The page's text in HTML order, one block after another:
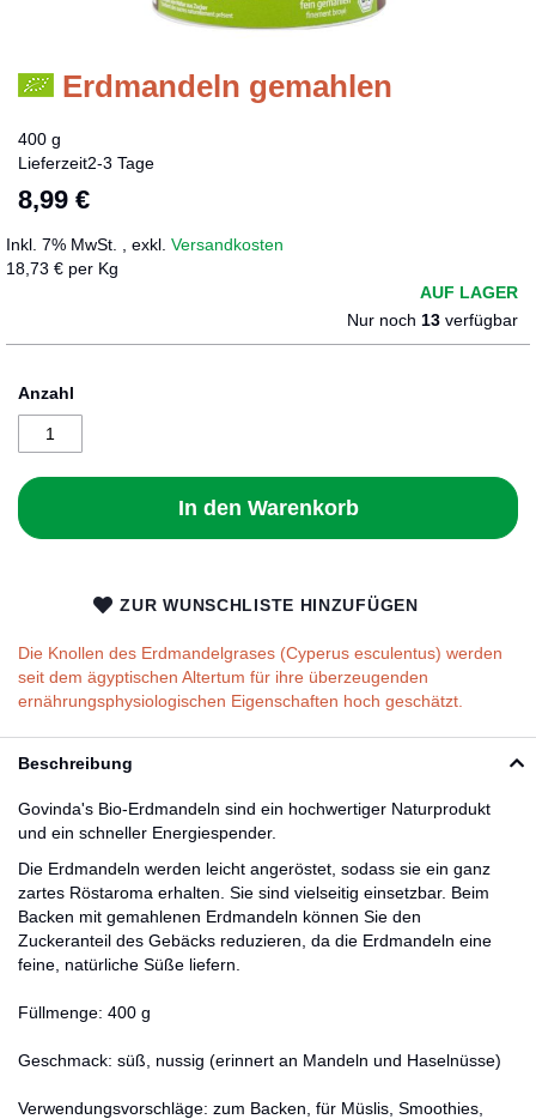
Erdmandeln gemahlen
400 g
Lieferzeit2-3 Tage
8,99 €
Inkl. 7% MwSt. exkl. Versandkosten
18,73 € per Kg
AUF LAGER
Nur noch 13 verfügbar
Anzahl
In den Warenkorb
ZUR WUNSCHLISTE HINZUFÜGEN
Die Knollen des Erdmandelgrases (Cyperus esculentus) werden
seit dem ägyptischen Altertum für ihre überzeugenden
ernährungsphysiologischen Eigenschaften hoch geschätzt.
Zum
Bildergalerie
Beschreibung
Govinda's Bio-Erdmandeln sind ein hochwertiger Naturprodukt
und ein schneller Energiespender.
Die Erdmandeln werden leicht angeröstet, sodass sie ein ganz
zartes Röstaroma erhalten. Sie sind vielseitig einsetzbar. Beim
Backen mit gemahlenen Erdmandeln können Sie den
Zuckeranteil des Gebäcks reduzieren, da die Erdmandeln eine
feine, natürliche Süße liefern.
Füllmenge: 400 g
Geschmack: süß, nussig (erinnert an Mandeln und Haselnüsse)
Verwendungsvorschläge: zum Backen, für Müslis, Smoothies,